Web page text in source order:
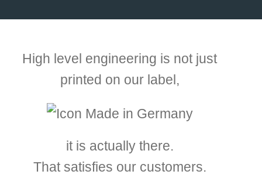
High level engineering is not just
printed on our label,
it is actually there.
That satisfies our customers.